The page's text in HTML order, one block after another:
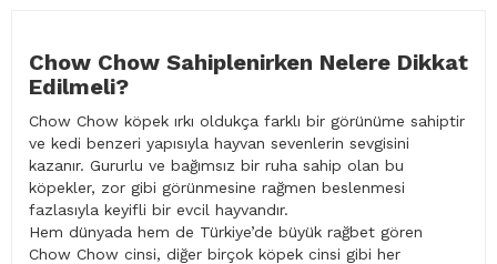
Chow Chow Sahiplenirken Nelere Dikkat
Edilmeli?
Chow Chow köpek ırkı oldukça farklı bir görünüme sahiptir
ve kedi benzeri yapısıyla hayvan sevenlerin sevgisini
kazanır. Gururlu ve bağımsız bir ruha sahip olan bu
köpekler, zor gibi görünmesine rağmen beslenmesi
fazlasıyla keyifli bir evcil hayvandır.
Hem dünyada hem de Türkiye’de büyük rağbet gören
Chow Chow cinsi, diğer birçok köpek cinsi gibi her